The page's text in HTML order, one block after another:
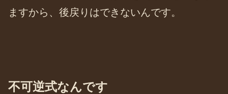
ますから、後戻りはできないんです。
不可逆式なんです